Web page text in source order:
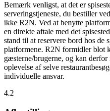
Bemærk venligst, at det er
serveringstjeneste, du bestiller
ikke R2N. Ved at benytte
en direkte aftale med det
stand til at reservere bord hos de
platformene. R2N formidler blot
gæsterne/brugerne, og kan
oplevelse af selve
individuelle ansvar.
4.2